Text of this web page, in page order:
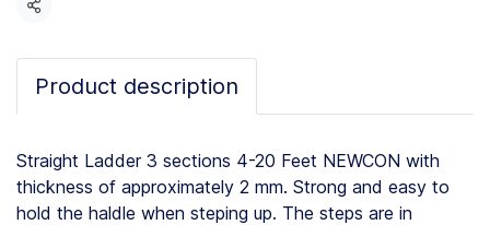
Share
Product description
Straight Ladder 3 sections 4-20 Feet NEWCON with
thickness of approximately 2 mm. Strong and easy to
hold the haldle when steping up. The steps are in